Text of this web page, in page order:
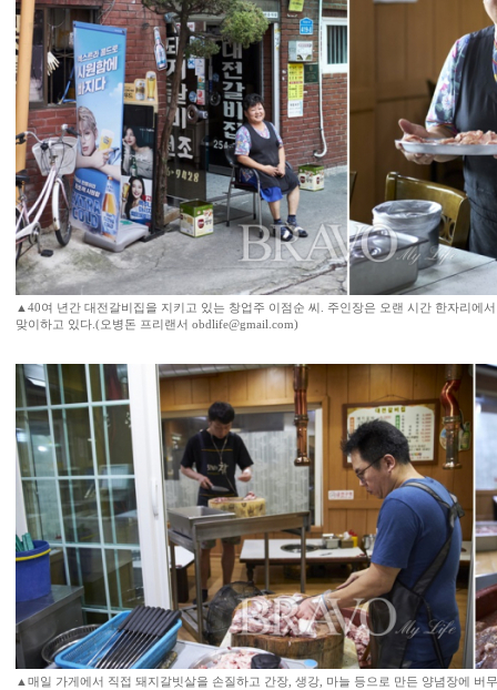
▲40여 년간 대전갈비집을 지키고 있는 창업주 이점순 씨. 주인장은 오랜 시간 한자리에
맞이하고 있다.(오병돈 프리랜서 obdlife@gmail.com)
▲매일 가게에서 직접 돼지갈빗살을 손질하고 간장, 생강, 마늘 등으로 만든 양념장에 버